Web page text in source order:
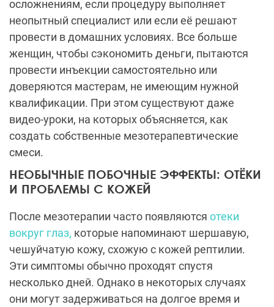
осложнениям, если процедуру выполняет
неопытный специалист или если её решают
провести в домашних условиях. Все больше
женщин, чтобы сэкономить деньги, пытаются
провести инъекции самостоятельно или
доверяются мастерам, не имеющим нужной
квалификации. При этом существуют даже
видео-уроки, на которых объясняется, как
создать собственные мезотерапевтические
смеси.
НЕОБЫЧНЫЕ ПОБОЧНЫЕ ЭФФЕКТЫ: ОТЁКИ
И ПРОБЛЕМЫ С КОЖЕЙ
После мезотерапии часто появляются отеки
вокруг глаз, которые напоминают шершавую,
чешуйчатую кожу, схожую с кожей рептилии.
Эти симптомы обычно проходят спустя
несколько дней. Однако в некоторых случаях
они могут задерживаться на долгое время и